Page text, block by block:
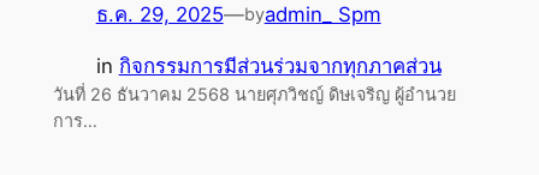
ธ.ค. 29, 2025—byadmin_ Spm
in กิจกรรมการมีส่วนร่วมจากทุกภาคส่วน
วันที่ 26 ธันวาคม 2568 นายศุภวิชญ์ ดิษเจริญ ผู้อำนวย
การ…